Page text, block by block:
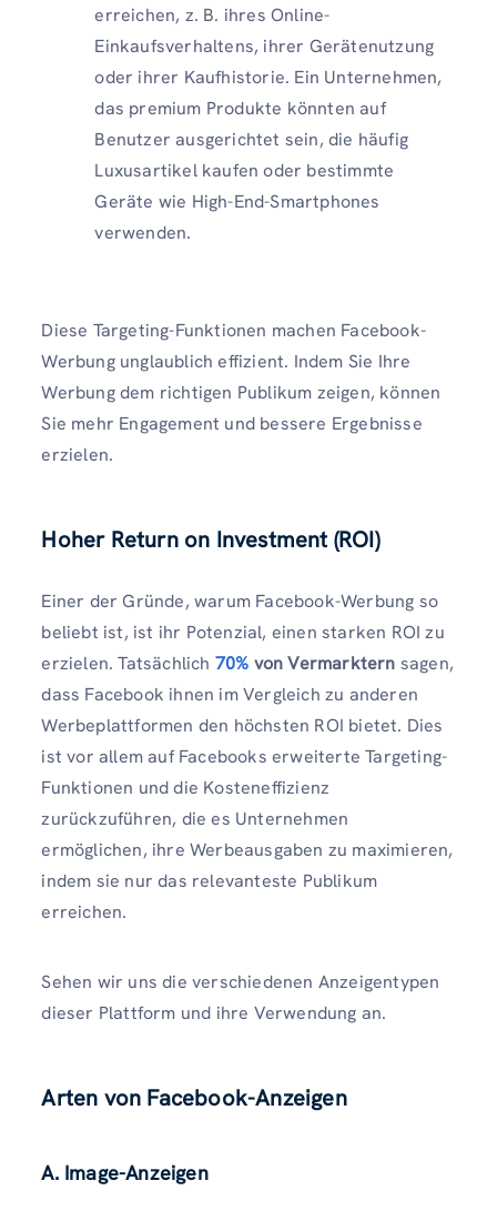
erreichen, z. B. ihres Online-
Einkaufsverhaltens, ihrer Gerätenutzung
oder ihrer Kaufhistorie. Ein Unternehmen,
das premium Produkte könnten auf
Benutzer ausgerichtet sein, die häufig
Luxusartikel kaufen oder bestimmte
Geräte wie High-End-Smartphones
verwenden.
Diese Targeting-Funktionen machen Facebook-
Werbung unglaublich effizient. Indem Sie Ihre
Werbung dem richtigen Publikum zeigen, können
Sie mehr Engagement und bessere Ergebnisse
erzielen.
Hoher Return on Investment (ROI)
Einer der Gründe, warum Facebook-Werbung so
beliebt ist, ist ihr Potenzial, einen starken ROI zu
erzielen. Tatsächlich 70% von Vermarktern sagen,
dass Facebook ihnen im Vergleich zu anderen
Werbeplattformen den höchsten ROI bietet. Dies
ist vor allem auf Facebooks erweiterte Targeting-
Funktionen und die Kosteneffizienz
zurückzuführen, die es Unternehmen
ermöglichen, ihre Werbeausgaben zu maximieren,
indem sie nur das relevanteste Publikum
erreichen.
Sehen wir uns die verschiedenen Anzeigentypen
dieser Plattform und ihre Verwendung an.
Arten von Facebook-Anzeigen
A. Image-Anzeigen